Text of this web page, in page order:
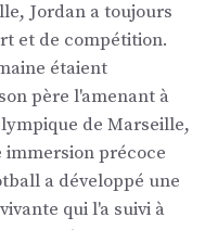
Jordan a toujours
et de compétition.
étaient
père l'amenant à
de Marseille,
immersion précoce
a développé une
qui l'a suivi à